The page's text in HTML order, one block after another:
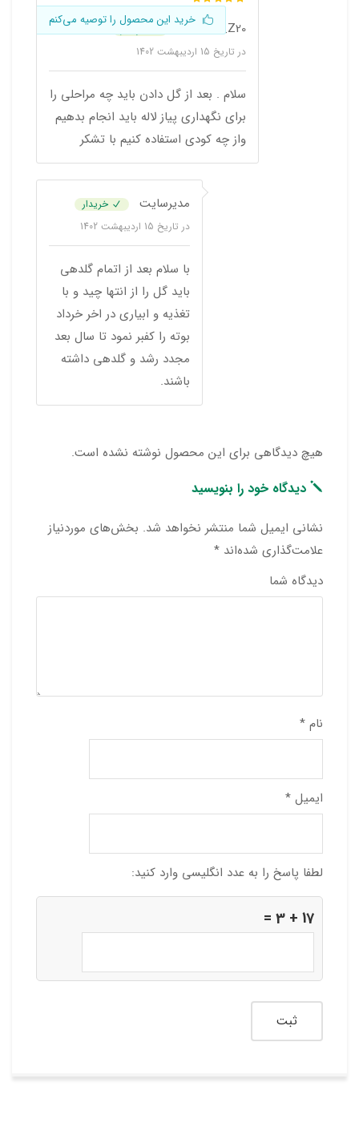
HAMEDI_Z20
خریدار
در تاریخ 15 اردیبهشت 1402
خرید این محصول را توصیه می‌کنم
سلام . بعد از گل دادن باید چه مراحلی را
برای نگهداری پیاز لاله باید انجام بدهیم
واز چه کودی استفاده کنیم با تشکر
مدیرسایت
خریدار
در تاریخ 15 اردیبهشت 1402
با سلام بعد از اتمام گلدهی
باید گل را از انتها چید و با
تغذیه و ابیاری در اخر خرداد
بوته را کفبر نمود تا سال بعد
مجدد رشد و گلدهی داشته
باشند.
هیچ دیدگاهی برای این محصول نوشته نشده است.
دیدگاه خود را بنویسید
نشانی ایمیل شما منتشر نخواهد شد. بخش‌های موردنیاز
علامت‌گذاری شده‌اند *
دیدگاه شما
نام *
ایمیل *
لطفا پاسخ را به عدد انگلیسی وارد کنید:
17 + 3 =